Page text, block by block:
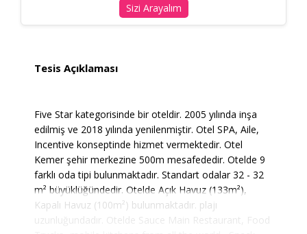
Sizi Arayalım
Tesis Açıklaması
Five Star kategorisinde bir oteldir. 2005 yılında inşa
edilmiş ve 2018 yılında yenilenmiştir. Otel SPA, Aile,
Incentive konseptinde hizmet vermektedir. Otel
Kemer şehir merkezine 500m mesafededir. Otelde 9
farklı oda tipi bulunmaktadır. Standart odalar 32 - 32
m² büyüklüğündedir. Otelde Açık Havuz (133m²),
Kapalı Havuz (100m²) bulunmaktadır. plajı
uzunluğundadır. Otelde Sauce Main Restaurant, Food